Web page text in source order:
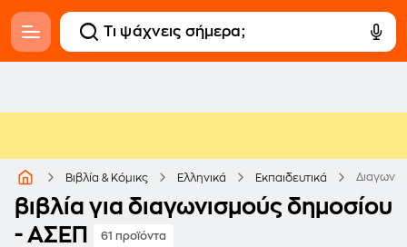
Βιβλία & Κόμικς Ελληνικά Εκπαιδευτικά
βιβλία για διαγωνισμούς δημοσίου
- ΑΣΕΠ
61 προϊόντα